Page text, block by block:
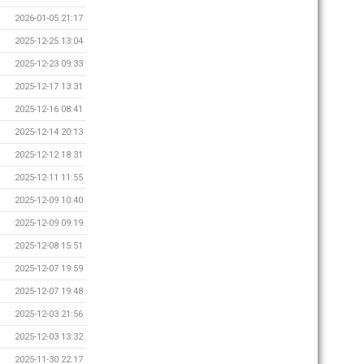
2026-01-05 21:17
2025-12-25 13:04
2025-12-23 09:33
2025-12-17 13:31
2025-12-16 08:41
2025-12-14 20:13
2025-12-12 18:31
2025-12-11 11:55
2025-12-09 10:40
2025-12-09 09:19
2025-12-08 15:51
2025-12-07 19:59
2025-12-07 19:48
2025-12-03 21:56
2025-12-03 13:32
2025-11-30 22:17